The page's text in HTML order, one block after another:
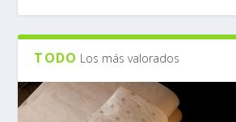
TODO Los más valorados